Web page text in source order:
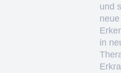
und
neue
in